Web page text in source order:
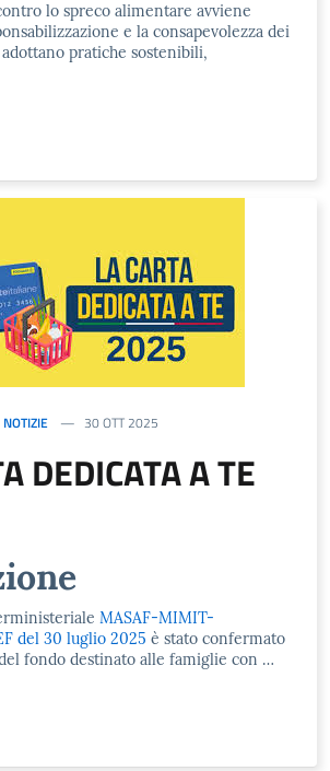
lo spreco alimentare avviene
e la consapevolezza dei
pratiche sostenibili,
NOTIZIE 30 OTT 2025
DEDICATA A TE
MASAF-MIMIT-
del 30 luglio 2025 è stato confermato
fondo destinato alle famiglie con …